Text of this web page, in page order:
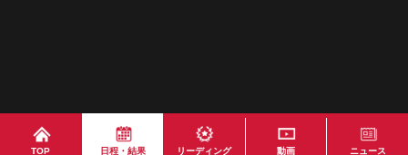
TOP 日程・結果 リーディング 動画 ニュース